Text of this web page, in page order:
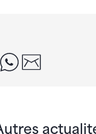
linkedinwhatsapp